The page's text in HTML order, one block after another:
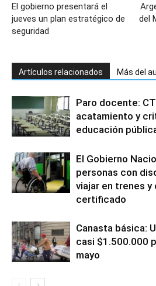
El gobierno presentará el
jueves un plan estratégico de
seguridad
del
Artículos relacionados Más del
Paro docente:
acatamiento y
educación
El Gobierno
personas con
viajar en trenes
certificado
Canasta básica:
casi $1.500.000
mayo